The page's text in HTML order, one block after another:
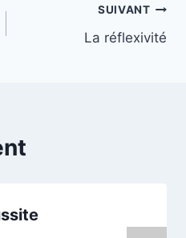
SUIVANT
La réflexivité